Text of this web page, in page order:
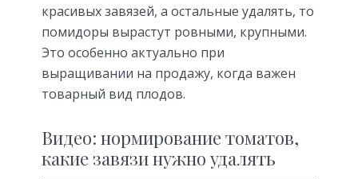
красивых завязей, а остальные удалять, то
помидоры вырастут ровными, крупными.
Это особенно актуально при
выращивании на продажу, когда важен
товарный вид плодов.
Видео: нормирование томатов,
какие завязи нужно удалять